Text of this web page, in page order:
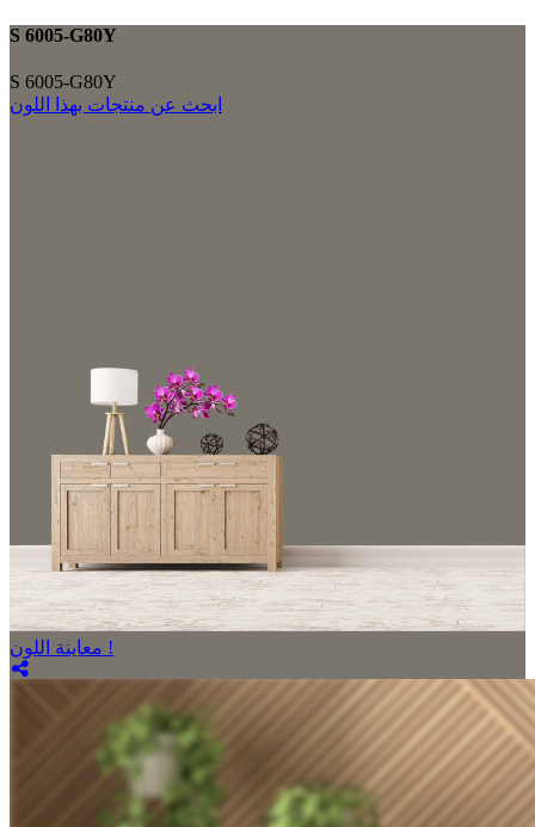
S 6005-G80Y
S 6005-G80Y
ابحث عن منتجات بهذا اللون
معاينة اللون !